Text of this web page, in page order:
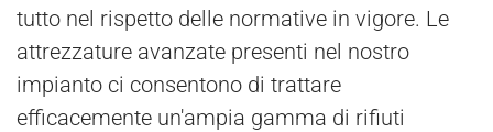
tutto nel rispetto delle normative in vigore. Le
attrezzature avanzate presenti nel nostro
impianto ci consentono di trattare
efficacemente un'ampia gamma di rifiuti